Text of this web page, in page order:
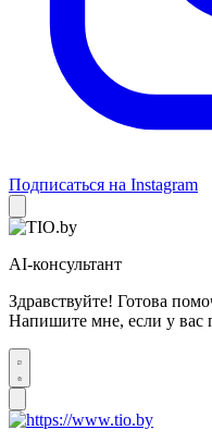
Подписаться на Instagram
AI-консультант
Здравствуйте! Готова
Напишите мне, если у вас